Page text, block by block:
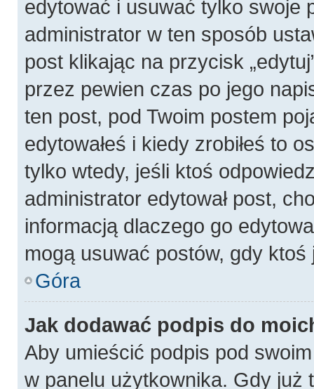
edytować i usuwać tylko swoje
administrator w ten sposób
post klikając na przycisk
przez pewien czas po jego
ten post, pod Twoim postem
edytowałeś i kiedy zrobiłeś to
tylko wtedy, jeśli ktoś
administrator edytował post,
informacją dlaczego go
mogą usuwać postów, gdy ktoś
Góra
Jak dodawać podpis do
Aby umieścić podpis pod
w panelu użytkownika. Gdy